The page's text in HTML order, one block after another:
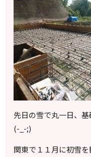
先日の雪で丸一日、
(-_-;)
関東で１１月に初雪